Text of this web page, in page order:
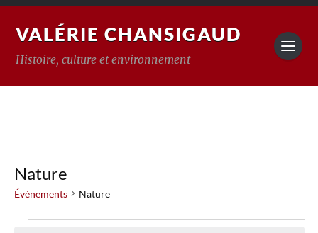
VALÉRIE CHANSIGAUD
Histoire, culture et environnement
Nature
Évènements Nature